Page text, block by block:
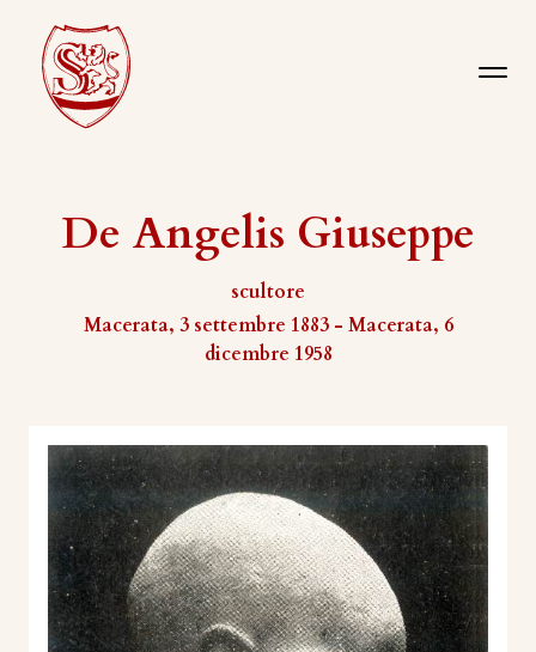
De Angelis Giuseppe
scultore
Macerata, 3 settembre 1883 - Macerata, 6
dicembre 1958